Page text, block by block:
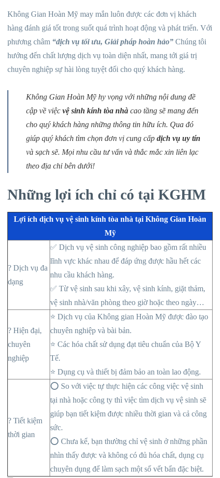
Không Gian Hoàn Mỹ may mắn luôn được các đơn vị khách
hàng đánh giá tốt trong suốt quá trình hoạt động và phát triển. Với
phương châm “dịch vụ tối ưu, Giải pháp hoàn hảo” Chúng tôi
hướng đến chất lượng dịch vụ toàn diện nhất, mang tới giá trị
chuyên nghiệp sự hài lòng tuyệt đối cho quý khách hàng.
Không Gian Hoàn Mỹ hy vọng với những nội dung đề
cập về việc vệ sinh kính tòa nhà cao tầng sẽ mang đến
cho quý khách hàng những thông tin hữu ích. Qua đó
giúp quý khách tìm chọn đơn vị cung cấp dịch vụ uy tín
và sạch sẽ. Mọi nhu cầu tư vấn và thắc mắc xin liên lạc
theo địa chỉ bên dưới!
Những lợi ích chỉ có tại KGHM
Lợi ích dịch vụ vệ sinh kính tòa nhà tại Không Gian Hoàn
Mỹ
? Dịch vụ đa
dạng
✅ Dịch vụ vệ sinh công nghiệp bao gồm rất nhiều
lĩnh vực khác nhau để đáp ứng được hầu hết các
nhu cầu khách hàng.
✅ Từ vệ sinh sau khi xây, vệ sinh kính, giặt thảm,
vệ sinh nhà/văn phòng theo giờ hoặc theo ngày…
? Hiện đại,
chuyên
nghiệp
⭐ Dịch vụ của Không gian Hoàn Mỹ được đào tạo
chuyên nghiệp và bài bản.
⭐ Các hóa chất sử dụng đạt tiêu chuẩn của Bộ Y
Tế.
⭐ Dụng cụ và thiết bị đảm bảo an toàn lao động.
? Tiết kiệm
thời gian
⭕ So với việc tự thực hiện các công việc vệ sinh
tại nhà hoặc công ty thì việc tìm dịch vụ vệ sinh sẽ
giúp bạn tiết kiệm được nhiều thời gian và cả công
sức.
⭕ Chưa kể, bạn thường chỉ vệ sinh ở những phần
nhìn thấy được và không có đủ hóa chất, dụng cụ
chuyên dụng để làm sạch một số vết bẩn đặc biệt.